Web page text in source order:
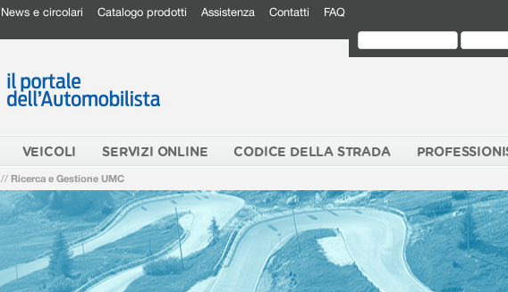
News e circolari Catalogo prodotti Assistenza Contatti FAQ
VEICOLI SERVIZI ONLINE CODICE DELLA STRADA
// Ricerca e Gestione UMC